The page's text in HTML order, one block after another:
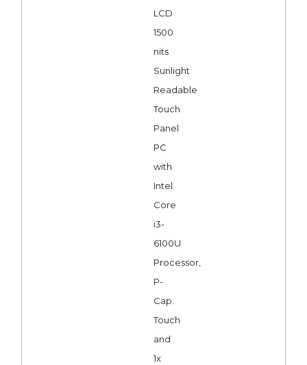
LCD
1500
nits
Sunlight
Readable
Touch
Panel
PC
with
Intel
Core
i3-
6100U
Processor,
P-
Cap.
Touch
and
1x